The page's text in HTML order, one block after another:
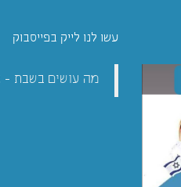
עשו לנו לייק בפייסבוק
מה עושים בשבת -